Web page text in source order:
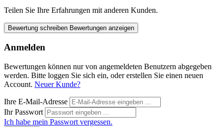
Teilen Sie Ihre Erfahrungen mit anderen Kunden.
Bewertung schreiben Bewertungen anzeigen
Anmelden
Bewertungen können nur von angemeldeten Benutzern abgegeben
werden. Bitte loggen Sie sich ein, oder erstellen Sie einen neuen
Account. Neuer Kunde?
Ihre E-Mail-Adresse
Ihr Passwort
Ich habe mein Passwort vergessen.